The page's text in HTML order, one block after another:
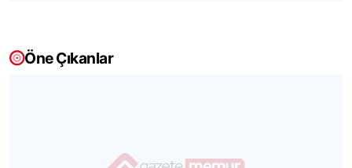
Öne Çıkanlar